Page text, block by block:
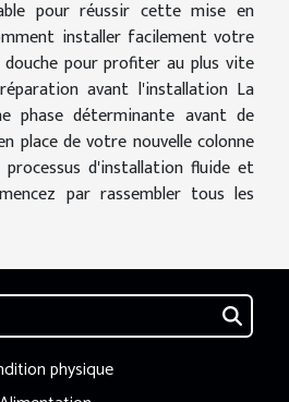
pour réussir cette mise en
installer facilement votre
douche pour profiter au plus vite
avant l'installation La
phase déterminante avant de
place de votre nouvelle colonne
processus d'installation fluide et
par rassembler tous les
physique